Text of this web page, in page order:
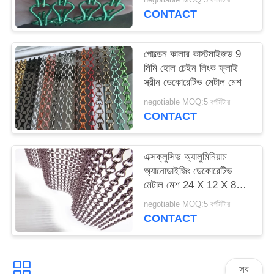
CONTACT
গোল্ডেন কালার কাস্টমাইজড 9
মিমি হোল চেইন লিংক ফ্লাই
স্ক্রীন ডেকোরেটিভ মেটাল মেশ
negotiable MOQ:5 বর্গমিটার
CONTACT
এক্সক্লুসিভ অ্যালুমিনিয়াম
অ্যানোডাইজিং ডেকোরেটিভ
মেটাল মেশ 24 X 12 X 8
negotiable MOQ:5 বর্গমিটার
CONTACT
সব